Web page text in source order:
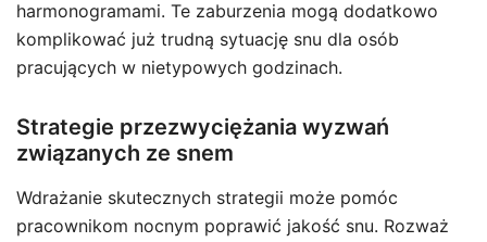
harmonogramami. Te zaburzenia mogą dodatkowo
komplikować już trudną sytuację snu dla osób
pracujących w nietypowych godzinach.
Strategie przezwyciężania wyzwań
związanych ze snem
Wdrażanie skutecznych strategii może pomóc
pracownikom nocnym poprawić jakość snu. Rozważ